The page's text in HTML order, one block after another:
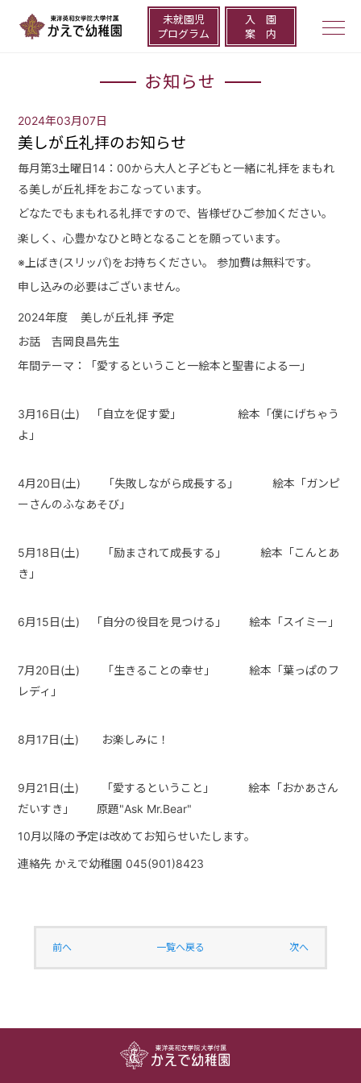
未就園児
プログラム
⼊ 園
案 内
お知らせ
2024年03月07日
美しが丘礼拝のお知らせ
毎月第3土曜日14：00から大人と子どもと一緒に礼拝をまもれ
る美しが丘礼拝をおこなっています。
どなたでもまもれる礼拝ですので、皆様ぜひご参加ください。
楽しく 、心豊かなひと時となることを願っています。
※ 上ばき(スリッパ)をお持ちください。 参加費は無料です。
申し込みの必要はございません。
2024年度 美しが丘礼拝 予定
お話 吉岡良昌先生
年間テーマ：「愛するということ一絵本と聖書による一」
3月16日(土) 「自立を促す愛」 絵本「僕にげちゃう
よ」
4月20日(土) 「失敗しながら成長する」 絵本「ガンピ
ーさんのふなあそび」
5月18日(土) 「励まされて成長する」 絵本「こんとあ
き」
6月15日(土) 「自分の役目を見つける」 絵本「スイミー」
7月20日(土) 「生きることの幸せ」 絵本「葉っぱのフ
レディ」
8月17日(土) お楽しみに！
9月21日(土) 「愛するということ」 絵本「おかあさん
だいすき」 原題"Ask Mr.Bear"
10月以降の予定は改めてお知らせいたします。
連絡先 かえで幼稚園045(901)8423
前へ 一覧へ戻る 次へ